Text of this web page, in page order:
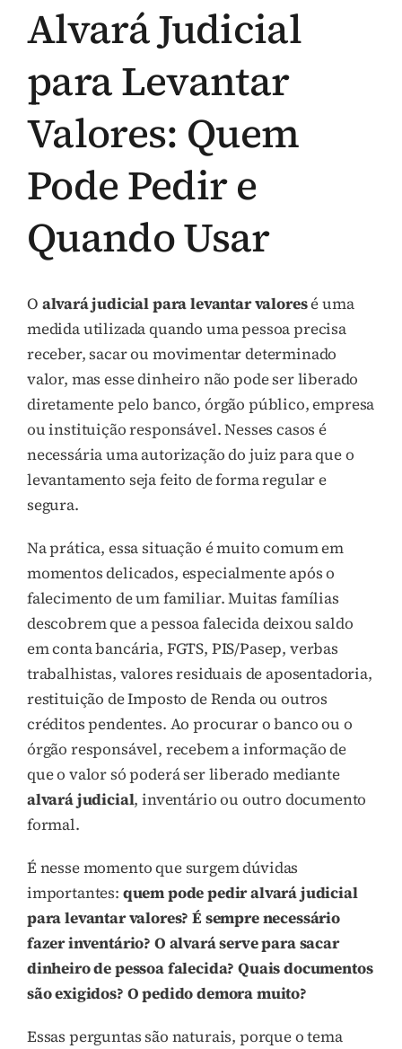
Alvará Judicial
para Levantar
Valores: Quem
Pode Pedir e
Quando Usar
O alvará judicial para levantar valoresé uma
medida utilizada quando uma pessoa precisa
receber, sacar ou movimentar determinado
valor, mas esse dinheiro não pode ser liberado
diretamente pelo banco, órgão público, empresa
ou instituição responsável. Nesses casos é
necessária uma autorização do juiz para que o
levantamento seja feito de forma regular e
segura.
Na prática, essa situação é muito comum em
momentos delicados, especialmente após o
falecimento de um familiar. Muitas famílias
descobrem que a pessoa falecida deixou saldo
em conta bancária, FGTS, PIS/Pasep, verbas
trabalhistas, valores residuais de aposentadoria,
restituição de Imposto de Renda ou outros
créditos pendentes. Ao procurar o banco ou o
órgão responsável, recebem a informação de
que o valor só poderá ser liberado mediante
alvará judicial, inventário ou outro documento
formal.
É nesse momento que surgem dúvidas
importantes: quem pode pedir alvará judicial
para levantar valores? É sempre necessário
fazer inventário? O alvará serve para sacar
dinheiro de pessoa falecida? Quais documentos
são exigidos? O pedido demora muito?
Essas perguntas são naturais, porque o tema